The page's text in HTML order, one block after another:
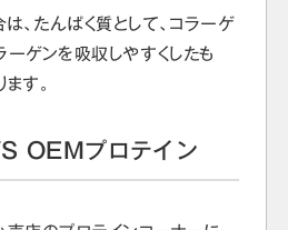
、たんぱく質として、コラーゲ
ーゲンを吸収しやすくしたも
す。
OEMプロテイン